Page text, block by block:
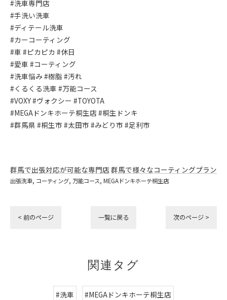
#洗車専門店
#手洗い洗車
#ディテール洗車
#カーコーティング
#車 #ピカピカ #休日
#愛車 #コーティング
#洗車悩み #樹脂 #汚れ
#くるくる洗車 #万能コース
#VOXY #ヴォクシー #TOYOTA
#MEGAドンキホーテ桐生店 #桐生ドンキ
#群馬県 #桐生市 #太田市 #みどり市 #足利市
群馬で出張対応が可能な専門店群馬で様々なコーティングプラン
出張洗車 コーティング 万能コース MEGAドンキホーテ桐生店
< 前のページ 一覧に戻る 次のページ >
関連タグ
#洗車 #MEGAドンキホーテ桐生店